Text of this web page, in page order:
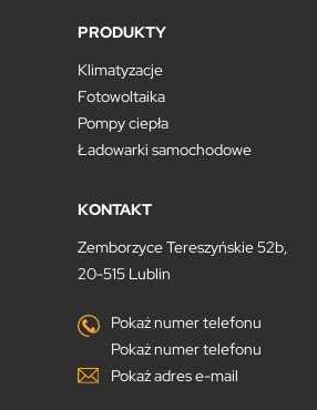
PRODUKTY
Klimatyzacje
Fotowoltaika
Pompy ciepła
Ładowarki samochodowe
KONTAKT
Zemborzyce Tereszyńskie 52b,
20-515 Lublin
Pokaż numer telefonu
Pokaż numer telefonu
Pokaż adres e-mail